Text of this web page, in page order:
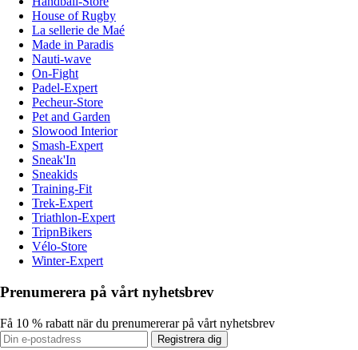
House of Rugby
La sellerie de Maé
Made in Paradis
Nauti-wave
On-Fight
Padel-Expert
Pecheur-Store
Pet and Garden
Slowood Interior
Smash-Expert
Sneak'In
Sneakids
Training-Fit
Trek-Expert
Triathlon-Expert
TripnBikers
Vélo-Store
Winter-Expert
Prenumerera på vårt nyhetsbrev
Få 10 % rabatt när du prenumererar på vårt nyhetsbrev
Registrera dig